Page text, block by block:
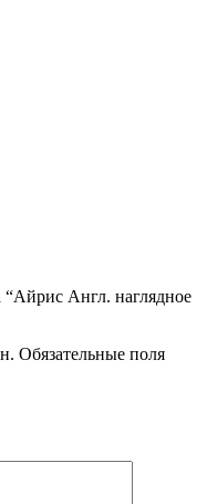
“Айрис Англ. наглядное
Обязательные поля